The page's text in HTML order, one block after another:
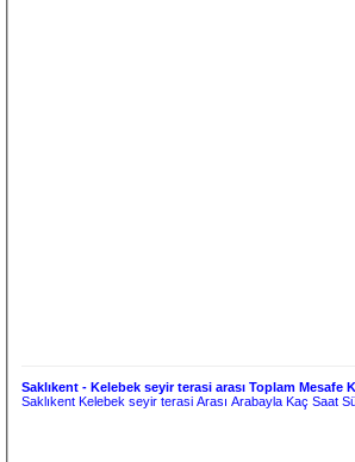
Saklıkent - Kelebek seyir terasi arası Toplam Mesafe
Saklıkent Kelebek seyir terasi Arası Arabayla Kaç Saat